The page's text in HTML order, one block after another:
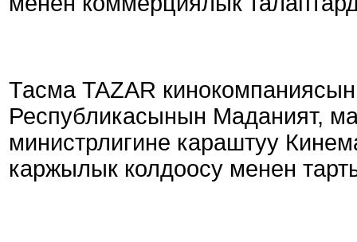
Тасма TAZAR
Республикасынын Маданият,
министрлигине караштуу
каржылык колдоосу менен